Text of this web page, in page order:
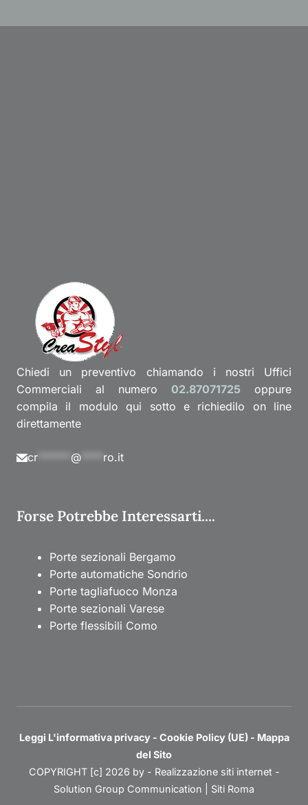
Chiedi un preventivo chiamando i nostri Uffici
Commerciali al numero 02.87071725 oppure
compila il modulo qui sotto e richiedilo on line
direttamente
cr @ ro.it
Forse Potrebbe Interessarti....
Porte sezionali Bergamo
Porte automatiche Sondrio
Porte tagliafuoco Monza
Porte sezionali Varese
Porte flessibili Como
Leggi L'informativa privacy- Cookie Policy (UE)- Mappa
del Sito
COPYRIGHT [c] 2026 by - Realizzazione siti internet-
Solution Group Communication
Siti Roma